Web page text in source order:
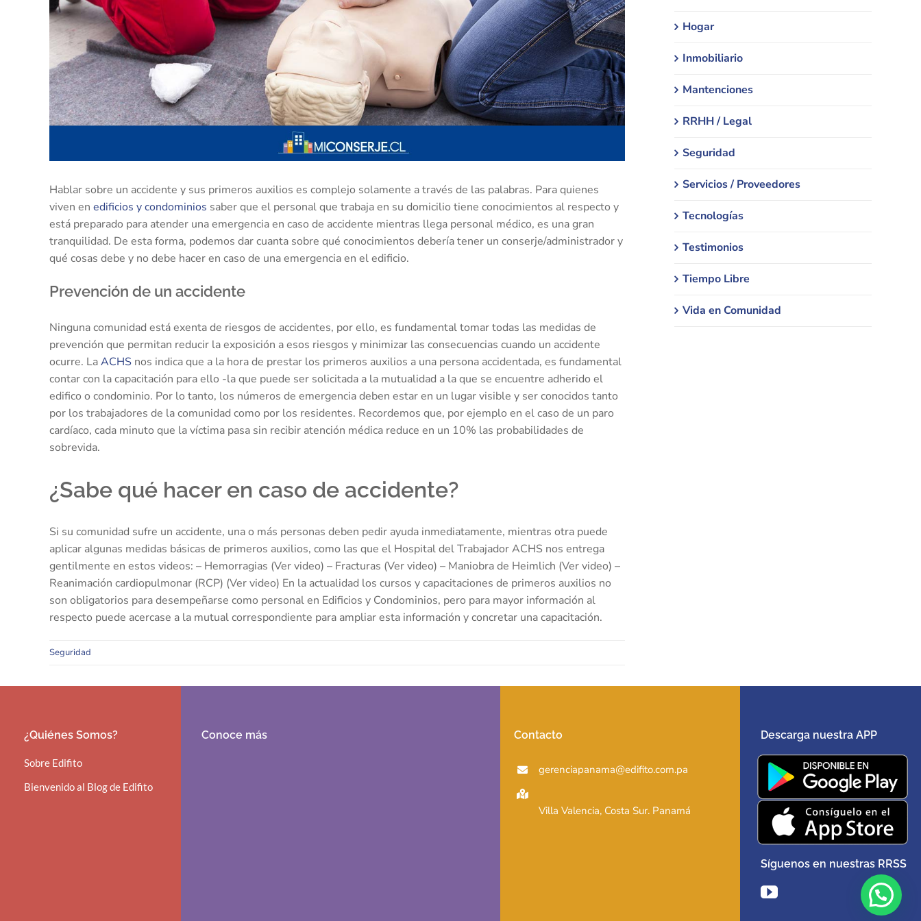
Hablar sobre un accidente y sus primeros auxilios es complejo solamente a través de las palabras. Para quienes
viven en edificios y condominios saber que el personal que trabaja en su domicilio tiene conocimientos al respecto y
está preparado para atender una emergencia en caso de accidente mientras llega personal médico, es una gran
tranquilidad. De esta forma, podemos dar cuanta sobre qué conocimientos debería tener un conserje/administrador y
qué cosas debe y no debe hacer en caso de una emergencia en el edificio.
Prevención de un accidente
Ninguna comunidad está exenta de riesgos de accidentes, por ello, es fundamental tomar todas las medidas de
prevención que permitan reducir la exposición a esos riesgos y minimizar las consecuencias cuando un accidente
ocurre. LaACHS nos indica que a la hora de prestar los primeros auxilios a una persona accidentada, es fundamental
contar con la capacitación para ello -la que puede ser solicitada a la mutualidad a la que se encuentre adherido el
edifico o condominio. Por lo tanto, los números de emergencia deben estar en un lugar visible y ser conocidos tanto
por los trabajadores de la comunidad como por los residentes. Recordemos que, por ejemplo en el caso de un paro
cardíaco, cada minuto que la víctima pasa sin recibir atención médica reduce en un 10% las probabilidades de
sobrevida.
¿Sabe qué hacer en caso de accidente?
Si su comunidad sufre un accidente, una o más personas deben pedir ayuda inmediatamente, mientras otra puede
aplicar algunas medidas básicas de primeros auxilios, como las que el Hospital del Trabajador ACHS nos entrega
gentilmente en estos videos: – Hemorragias (Ver video) – Fracturas (Ver video) – Maniobra de Heimlich (Ver video) –
Reanimación cardiopulmonar (RCP) (Ver video) En la actualidad los cursos y capacitaciones de primeros auxilios no
son obligatorios para desempeñarse como personal en Edificios y Condominios, pero para mayor información al
respecto puede acercase a la mutual correspondiente para ampliar esta información y concretar una capacitación.
Seguridad
Hogar
Inmobiliario
Mantenciones
RRHH / Legal
Seguridad
Servicios / Proveedores
Tecnologías
Testimonios
Tiempo Libre
Vida en Comunidad
¿Quiénes Somos?
Sobre Edifito
Bienvenido al Blog de Edifito
Conoce más Contacto
gerenciapanama@edifito.com.pa
Villa Valencia, Costa Sur. Panamá
Descarga nuestra APP
Síguenos en nuestras RRSS